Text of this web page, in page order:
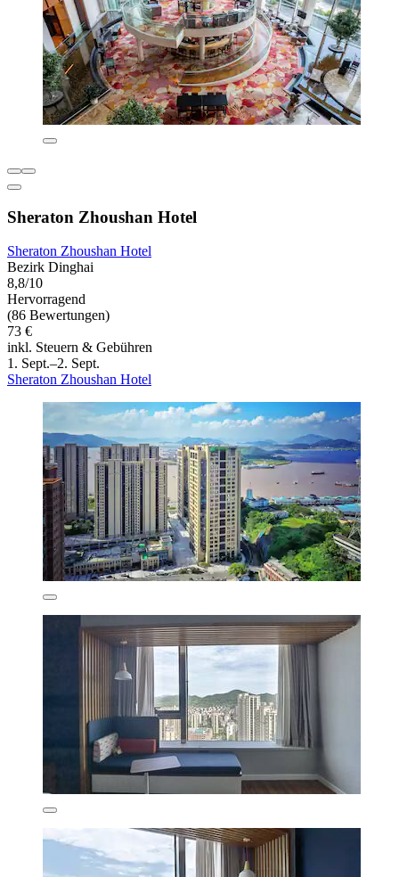
Sheraton Zhoushan Hotel
Sheraton Zhoushan Hotel
Bezirk Dinghai
8,8/10
Hervorragend
(86 Bewertungen)
73 €
inkl. Steuern & Gebühren
1. Sept.–2. Sept.
Sheraton Zhoushan Hotel